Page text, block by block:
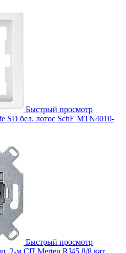
Быстрый просмотр
SD бел. лотос SchE MTN4010-
Быстрый просмотр
2-м СП Merten RJ45 8/8 кат.